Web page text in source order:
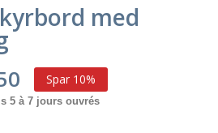
med
Spar 10%
5 à 7 jours ouvrés